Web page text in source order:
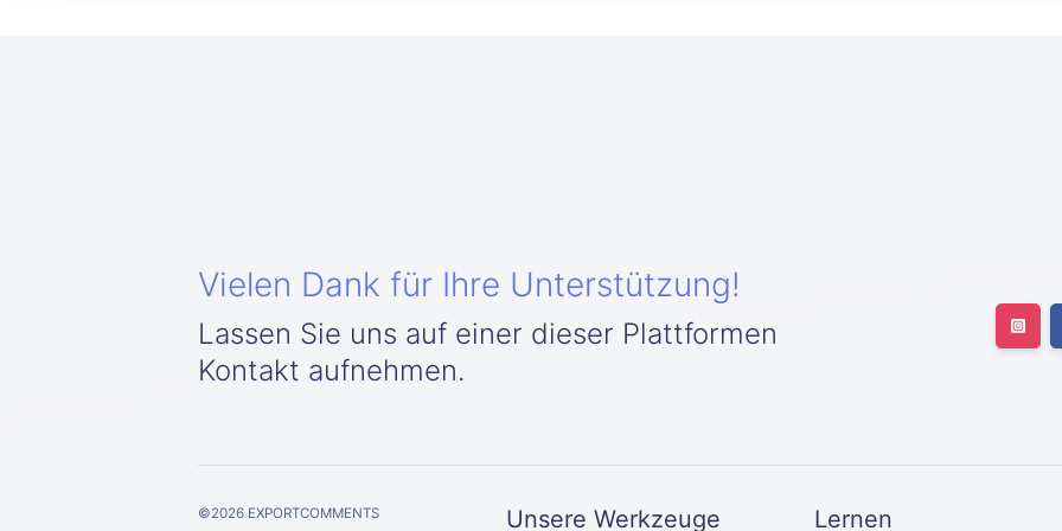
Vielen Dank für Ihre Unterstützung!
Lassen Sie uns auf einer dieser Plattformen
Kontakt aufnehmen.
©2026 EXPORTCOMMENTS Unsere Werkzeuge Lernen